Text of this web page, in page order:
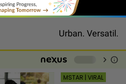
Urban. Versatil.
chevron_right info
MSTAR | VIRAL